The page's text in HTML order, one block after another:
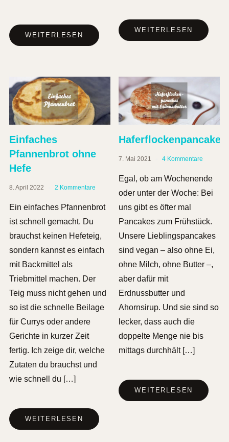
WEITERLESEN
WEITERLESEN
Einfaches
Pfannenbrot ohne
Hefe
8. April 2022 2 Kommentare
Ein einfaches Pfannenbrot
ist schnell gemacht. Du
brauchst keinen Hefeteig,
sondern kannst es einfach
mit Backmittel als
Triebmittel machen. Der
Teig muss nicht gehen und
so ist die schnelle Beilage
für Currys oder andere
Gerichte in kurzer Zeit
fertig. Ich zeige dir, welche
Zutaten du brauchst und
wie schnell du […]
WEITERLESEN
Haferflockenpancakes
7. Mai 2021 4 Kommentare
Egal, ob am Wochenende
oder unter der Woche: Bei
uns gibt es öfter mal
Pancakes zum Frühstück.
Unsere Lieblingspancakes
sind vegan – also ohne Ei,
ohne Milch, ohne Butter –,
aber dafür mit
Erdnussbutter und
Ahornsirup. Und sie sind so
lecker, dass auch die
doppelte Menge nie bis
mittags durchhält […]
WEITERLESEN